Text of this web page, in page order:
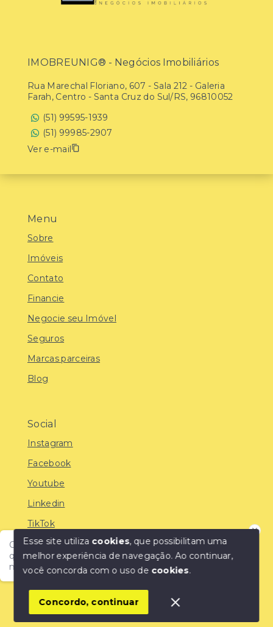
Olá! Encontre o imóvel ideal com a IMOBREUNIG®:
qualidade, confiança e as melhores oportunidades do
mercado!
Menu
Sobre
Imóveis
Contato
Financie
Negocie seu Imóvel
Seguros
Marcas parceiras
Blog
Social
Instagram
Facebook
Youtube
Linkedin
TikTok
© Copyright 2026 - IMOBREUNIG® - Negócios
SITE PARA IMOBILIARIA
IMOBREUNIG® - Negócios Imobiliários
Rua Marechal Floriano, 607 - Sala 212 - Galeria
Farah, Centro - Santa Cruz do Sul/RS, 96810052
(51) 99595-1939
(51) 99985-2907
Ver e-mail
Esse site utiliza cookies, que possibilitam uma
melhor experiência de navegação.Ao continuar,
você concorda com o uso de cookies.
Concordo, continuar